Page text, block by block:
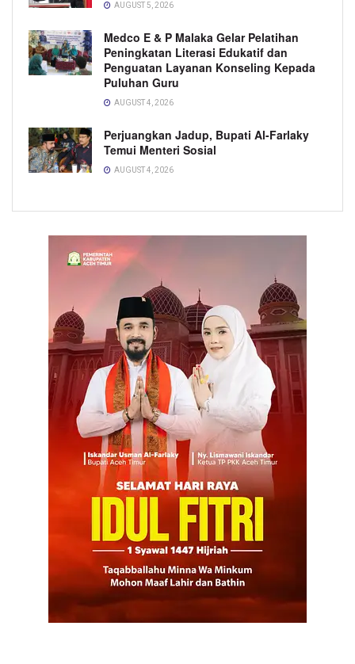
AUGUST 5, 2026
Medco E & P Malaka Gelar Pelatihan
Peningkatan Literasi Edukatif dan
Penguatan Layanan Konseling Kepada
Puluhan Guru
AUGUST 4, 2026
Perjuangkan Jadup, Bupati Al-Farlaky
Temui Menteri Sosial
AUGUST 4, 2026